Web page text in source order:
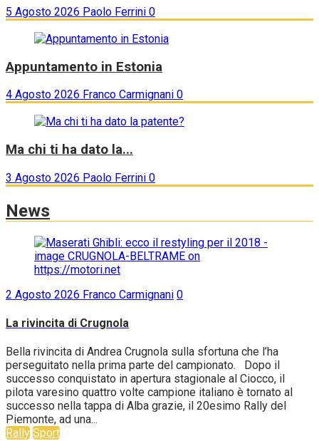
5 Agosto 2026 Paolo Ferrini 0
Appuntamento in Estonia
4 Agosto 2026 Franco Carmignani 0
Ma chi ti ha dato la...
3 Agosto 2026 Paolo Ferrini 0
News
2 Agosto 2026 Franco Carmignani 0
La rivincita di Crugnola
Bella rivincita di Andrea Crugnola sulla sfortuna che l’ha
perseguitato nella prima parte del campionato. Dopo il
successo conquistato in apertura stagionale al Ciocco, il
pilota varesino quattro volte campione italiano è tornato al
successo nella tappa di Alba grazie, il 20esimo Rally del
Piemonte, ad una...
Rally Sport